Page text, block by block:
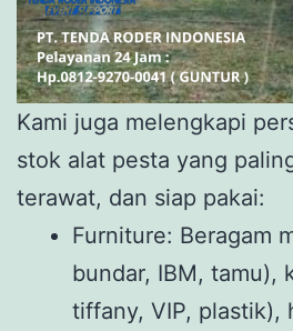
Kami juga melengkapi
stok alat pesta yang
terawat, dan siap pakai:
Furniture: Beragam
bundar, IBM, tamu),
tiffany, VIP, plastik),